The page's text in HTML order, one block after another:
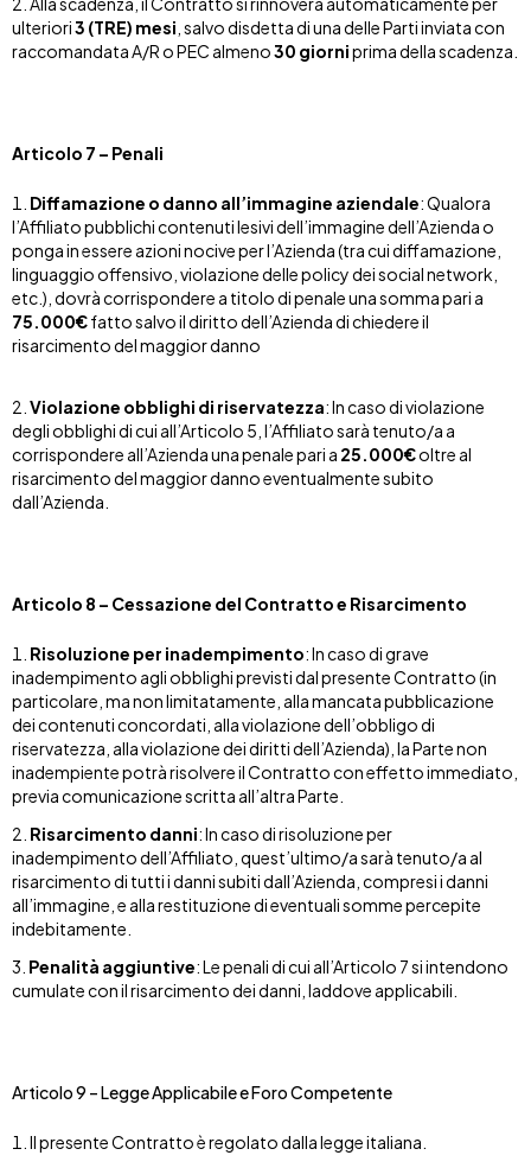
ulteriori3 (TRE) mesi , salvo disdetta di una delle Parti inviata con
raccomandata A/R o PEC almeno30 giorniprima della scadenza.
Articolo 7 – Penali
Diffamazione o danno all’immagine aziendale: Qualora
l’Affiliato pubblichi contenuti lesivi dell’immagine dell’Azienda o
ponga in essere azioni nocive per l’Azienda (tra cui diffamazione,
linguaggio offensivo, violazione delle policy dei social network,
etc.), dovrà corrispondere a titolo di penale una somma pari a
75.000€fatto salvo il diritto dell’Azienda di chiedere il
risarcimento del maggior danno
Violazione obblighi di riservatezza: In caso di violazione
degli obblighi di cui all’Articolo 5, l’Affiliato sarà tenuto/a a
corrispondere all’Azienda una penale pari a 25.000€oltre al
risarcimento del maggior danno eventualmente subito
dall’Azienda.
Articolo 8 – Cessazione del Contratto e Risarcimento
Risoluzione per inadempimento: In caso di grave
inadempimento agli obblighi previsti dal presente Contratto (in
particolare, ma non limitatamente, alla mancata pubblicazione
dei contenuti concordati, alla violazione dell’obbligo di
riservatezza, alla violazione dei diritti dell’Azienda), la Parte non
inadempiente potrà risolvere il Contratto con effetto immediato,
previa comunicazione scritta all’altra Parte.
Risarcimento danni: In caso di risoluzione per
inadempimento dell’Affiliato, quest’ultimo/a sarà tenuto/a al
risarcimento di tutti i danni subiti dall’Azienda, compresi i danni
all’immagine, e alla restituzione di eventuali somme percepite
indebitamente.
Penalità aggiuntive: Le penali di cui all’Articolo 7 si intendono
cumulate con il risarcimento dei danni, laddove applicabili.
Articolo 9 – Legge Applicabile e Foro Competente
Il presente Contratto è regolato dalla legge italiana.